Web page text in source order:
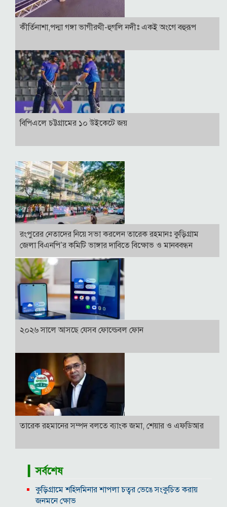
কীর্তিনাশা,পদ্মা গঙ্গা ভাগীরথী-হুগলি নদীঃ একই অংগে বহুরূপ
বিপিএলে চট্টগ্রামের ১০ উইকেটে জয়
রংপুরের নেতাদের নিয়ে সভা করলেন তারেক রহমানঃ কুড়িগ্রাম
জেলা বিএনপি’র কমিটি ভাঙ্গার দাবিতে বিক্ষোভ ও মানববন্ধন
২০২৬ সালে আসছে যেসব ফোল্ডেবল ফোন
তারেক রহমানের সম্পদ বলতে ব্যাংক জমা, শেয়ার ও এফডিআর
▎সর্বশেষ
কুড়িগ্রামে শহিদমিনার শাপলা চত্বর ভেঙে সংকুচিত করায়
জনমনে ক্ষোভ